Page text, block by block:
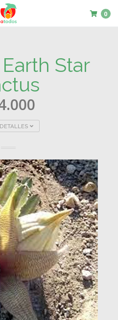
0
Star